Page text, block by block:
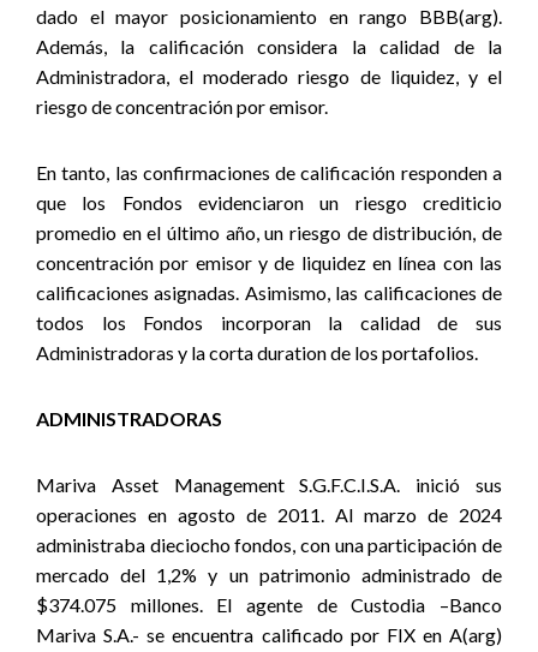
dado el mayor posicionamiento en rango BBB(arg).
Además, la calificación considera la calidad de la
Administradora, el moderado riesgo de liquidez, y el
riesgo de concentración por emisor.
En tanto, las confirmaciones de calificación responden a
que los Fondos evidenciaron un riesgo crediticio
promedio en el último año, un riesgo de distribución, de
concentración por emisor y de liquidez en línea con las
calificaciones asignadas. Asimismo, las calificaciones de
todos los Fondos incorporan la calidad de sus
Administradoras y la corta duration de los portafolios.
ADMINISTRADORAS
Mariva Asset Management S.G.F.C.I.S.A. inició sus
operaciones en agosto de 2011. Al marzo de 2024
administraba dieciocho fondos, con una participación de
mercado del 1,2% y un patrimonio administrado de
$374.075 millones. El agente de Custodia –Banco
Mariva S.A.- se encuentra calificado por FIX en A(arg)